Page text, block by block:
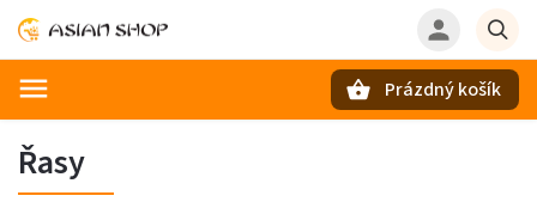
Prázdný košík
Řasy